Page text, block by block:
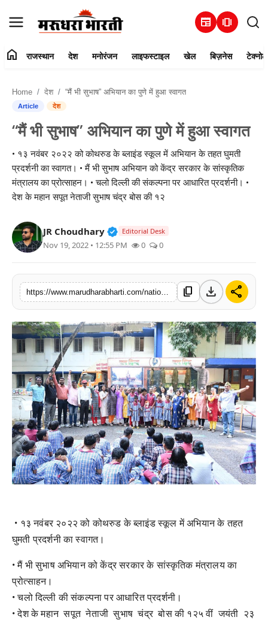
newspaper amp_stories
संपर्क करें
राजस्थान
देश
मनोरंजन
लाइफस्टाइल
खेल
बिज़नेस
टेक्नोलॉजी
शिक्षा
वीडियो
home राजस्थान देश मनोरंजन लाइफस्टाइल खेल बिज़नेस
Home देश “मैं भी सुभाष” अभियान का पुणे में हुआ स्वागत
Article देश
“मैं भी सुभाष” अभियान का पुणे में हुआ स्वागत
• १३ नवंबर २०२२ को कोथरुड के ब्लाइंड स्कूल में अभियान के तहत घुमती
प्रदर्शनी का स्वागत। • मैं भी सुभाष अभियान को केंद्र सरकार के सांस्कृतिक
मंत्रालय का प्रोत्साहन। • चलो दिल्ली की संकल्पना पर आधारित प्रदर्शनी। •
देश के महान सपूत नेताजी सुभाष चंद्र बोस की १२
JR Choudhary Verified Public Figure • 30 Mar,
Editorial Desk
Nov 19, 2022 • 12:55 PM 0 0
content_copy download share
• १३ नवंबर २०२२ को कोथरुड के ब्लाइंड स्कूल में अभियान के तहत
घुमती प्रदर्शनी का स्वागत।
• मैं भी सुभाष अभियान को केंद्र सरकार के सांस्कृतिक मंत्रालय का
प्रोत्साहन।
• चलो दिल्ली की संकल्पना पर आधारित प्रदर्शनी।
• देश के महान सपूत नेताजी सुभाष चंद्र बोस की १२५ वीं जयंती २३